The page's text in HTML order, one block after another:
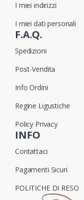
I miei indirizzi
I miei dati personali
F.A.Q.
Spedizioni
Post-Vendita
Info Ordini
Regine Ligustiche
Policy Privacy
INFO
Contattaci
Pagamenti Sicuri
POLITICHE DI RESO